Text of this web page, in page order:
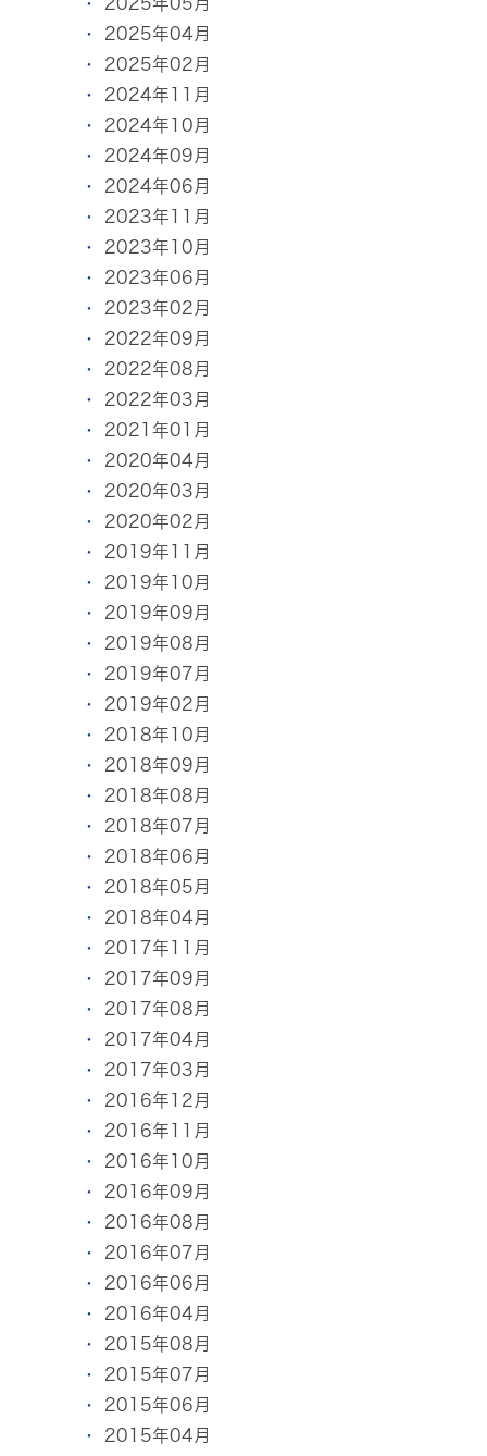
2025年04月
2025年02月
2024年11月
2024年10月
2024年09月
2024年06月
2023年11月
2023年10月
2023年06月
2023年02月
2022年09月
2022年08月
2022年03月
2021年01月
2020年04月
2020年03月
2020年02月
2019年11月
2019年10月
2019年09月
2019年08月
2019年07月
2019年02月
2018年10月
2018年09月
2018年08月
2018年07月
2018年06月
2018年05月
2018年04月
2017年11月
2017年09月
2017年08月
2017年04月
2017年03月
2016年12月
2016年11月
2016年10月
2016年09月
2016年08月
2016年07月
2016年06月
2016年04月
2015年08月
2015年07月
2015年06月
2015年04月